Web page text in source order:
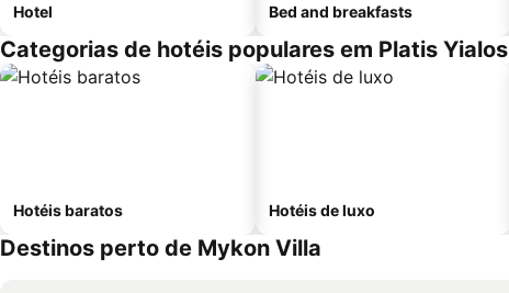
Hotel Bed and breakfasts
Categorias de hotéis populares em Platis Yialos
Hotéis baratos Hotéis de luxo
Destinos perto de Mykon Villa